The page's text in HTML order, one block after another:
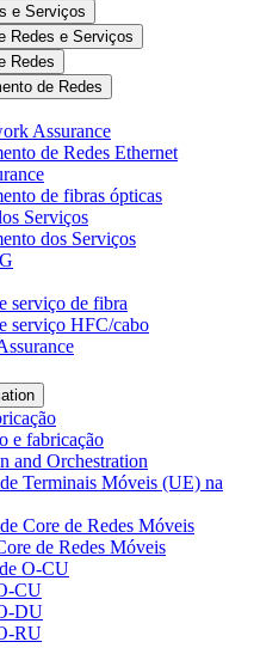
e Serviços
Redes e Serviços
Redes
de Redes
Assurance
de Redes Ethernet
de fibras ópticas
Serviços
dos Serviços
serviço de fibra
serviço HFC/cabo
e fabricação
and Orchestration
Terminais Móveis (UE) na
Core de Redes Móveis
de Redes Móveis
O-CU
CU
DU
RU